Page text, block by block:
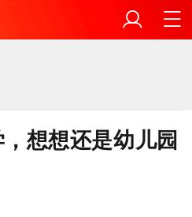
想想还是幼儿园